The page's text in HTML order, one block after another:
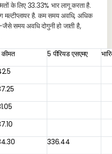
के लिए 33.33% भार लागू करता है.
मल्टीप्लायर है. कम समय अवधि, अधिक
समय अवधि दोगुनी हो जाती है,
5 पीरियड एसएमए
336.44